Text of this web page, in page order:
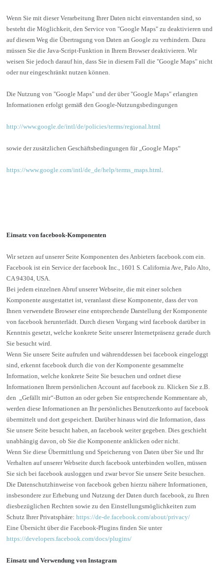
Wenn Sie mit dieser Verarbeitung Ihrer Daten nicht einverstanden sind, so
besteht die Möglichkeit, den Service von "Google Maps" zu deaktivieren und
auf diesem Weg die Übertragung von Daten an Google zu verhindern. Dazu
müssen Sie die Java-Script-Funktion in Ihrem Browser deaktivieren. Wir
weisen Sie jedoch darauf hin, dass Sie in diesem Fall die "Google Maps" nicht
oder nur eingeschränkt nutzen können.
Die Nutzung von "Google Maps" und der über "Google Maps" erlangten
Informationen erfolgt gemäß den Google-Nutzungsbedingungen
http://www.google.de/intl/de/policies/terms/regional.html
sowie der zusätzlichen Geschäftsbedingungen für „Google Maps“
https://www.google.com/intl/de_de/help/terms_maps.html.
Einsatz von facebook-Komponenten
Wir setzen auf unserer Seite Komponenten des Anbieters facebook.com ein.
Facebook ist ein Service der facebook Inc., 1601 S. California Ave, Palo Alto,
CA 94304, USA.
Bei jedem einzelnen Abruf unserer Webseite, die mit einer solchen
Komponente ausgestattet ist, veranlasst diese Komponente, dass der von
Ihnen verwendete Browser eine entsprechende Darstellung der Komponente
von facebook herunterlädt. Durch diesen Vorgang wird facebook darüber in
Kenntnis gesetzt, welche konkrete Seite unserer Internetpräsenz gerade durch
Sie besucht wird.
Wenn Sie unsere Seite aufrufen und währenddessen bei facebook eingeloggt
sind, erkennt facebook durch die von der Komponente gesammelte
Information, welche konkrete Seite Sie besuchen und ordnet diese
Informationen Ihrem persönlichen Account auf facebook zu. Klicken Sie z.B.
den „Gefällt mir“-Button an oder geben Sie entsprechende Kommentare ab,
werden diese Informationen an Ihr persönliches Benutzerkonto auf facebook
übermittelt und dort gespeichert. Darüber hinaus wird die Information, dass
Sie unsere Seite besucht haben, an facebook weiter gegeben. Dies geschieht
unabhängig davon, ob Sie die Komponente anklicken oder nicht.
Wenn Sie diese Übermittlung und Speicherung von Daten über Sie und Ihr
Verhalten auf unserer Webseite durch facebook unterbinden wollen, müssen
Sie sich bei facebook ausloggen und zwar bevor Sie unsere Seite besuchen.
Die Datenschutzhinweise von facebook geben hierzu nähere Informationen,
insbesondere zur Erhebung und Nutzung der Daten durch facebook, zu Ihren
diesbezüglichen Rechten sowie zu den Einstellungsmöglichkeiten zum
Schutz Ihrer Privatsphäre: https://de-de.facebook.com/about/privacy/
Eine Übersicht über die Facebook-Plugins finden Sie unter
https://developers.facebook.com/docs/plugins/
Einsatz und Verwendung von Instagram